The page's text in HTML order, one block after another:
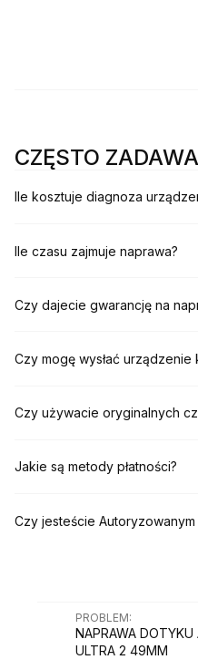
CZĘSTO
Ile kosztuje diagnoza
Ile czasu zajmuje naprawa?
Czy dajecie gwarancję na
Czy mogę wysłać urządzenie
Czy używacie oryginalnych
Jakie są metody płatności?
Czy jesteście
PROBLEM:
NAPRAWA DOTYKU
ULTRA 2 49MM